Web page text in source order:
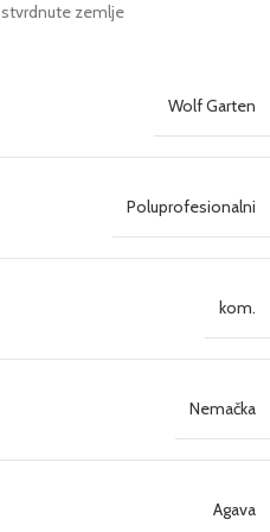
zemlje
Wolf Garten
Poluprofesionalni
kom.
Nemačka
Agava